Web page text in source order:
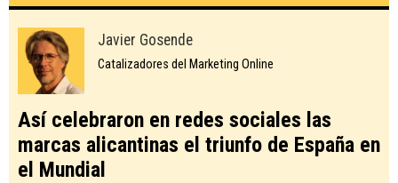
Javier Gosende
Catalizadores del Marketing Online
Así celebraron en redes sociales las
marcas alicantinas el triunfo de España en
el Mundial